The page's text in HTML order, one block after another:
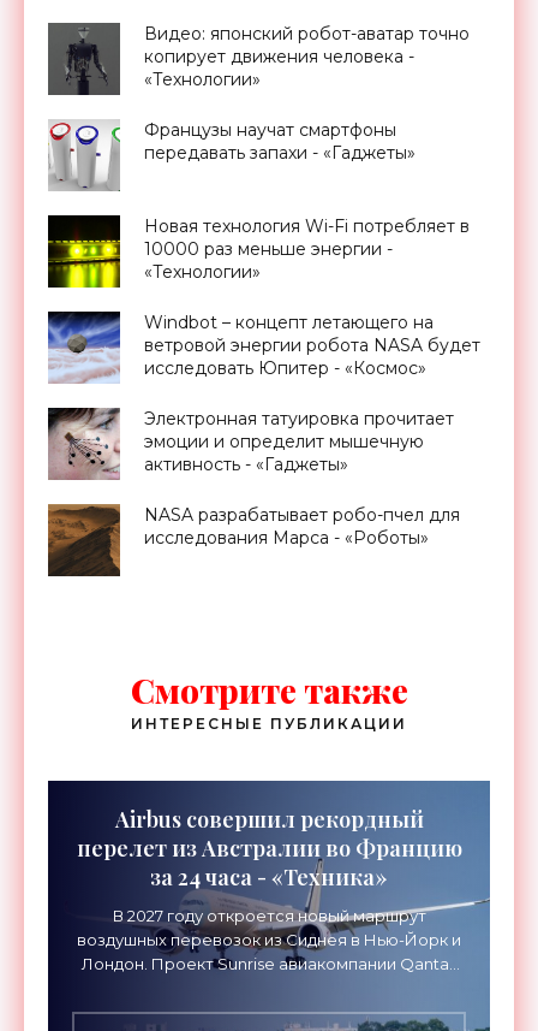
Видео: японский робот-аватар точно
копирует движения человека -
«Технологии»
Французы научат смартфоны
передавать запахи - «Гаджеты»
Новая технология Wi-Fi потребляет в
10000 раз меньше энергии -
«Технологии»
Windbot – концепт летающего на
ветровой энергии робота NASA будет
исследовать Юпитер - «Космос»
Электронная татуировка прочитает
эмоции и определит мышечную
активность - «Гаджеты»
NASA разрабатывает робо-пчел для
исследования Марса - «Роботы»
Смотрите также
ИНТЕРЕСНЫЕ ПУБЛИКАЦИИ
Airbus совершил рекордный
перелет из Австралии во Францию
за 24 часа - «Техника»
В 2027 году откроется новый маршрут
воздушных перевозок из Сиднея в Нью-Йорк и
Лондон. Проект Sunrise авиакомпании Qantas
длительностью до 24